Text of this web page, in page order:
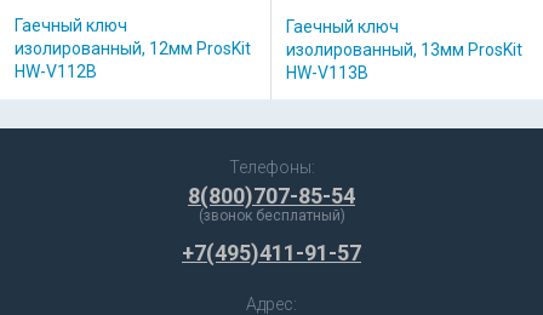
Гаечный ключ
изолированный, 12мм ProsKit
HW-V112B
Гаечный ключ
изолированный, 13мм ProsKit
HW-V113B
Телефоны:
8(800)707-85-54
(звонок бесплатный)
+7(495)411-91-57
Адрес: